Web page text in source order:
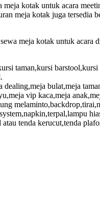
kotak untuk acara
meja kotak juga
meja kotak untuk
taman,kursi
bulat,meja
vip kaca,meja
atau tenda kerucut,tenda